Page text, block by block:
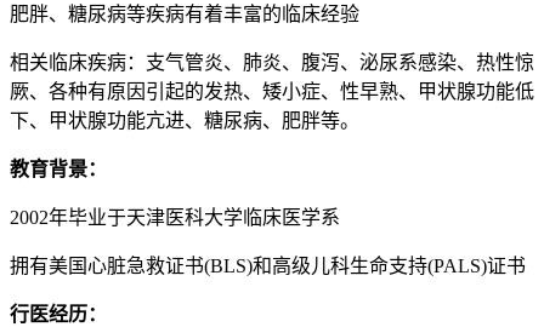
肥胖、糖尿病等疾病有着丰富的临床经验
相关临床疾病：支气管炎、肺炎、腹泻、泌尿系感染、热性惊
厥、各种有原因引起的发热、矮小症、性早熟、甲状腺功能低
下、甲状腺功能亢进、糖尿病、肥胖等。
教育背景：
2002年毕业于天津医科大学临床医学系
拥有美国心脏急救证书(BLS)和高级儿科生命支持(PALS)证书
行医经历：